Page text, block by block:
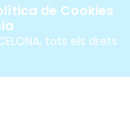
tots els drets
de Cookies